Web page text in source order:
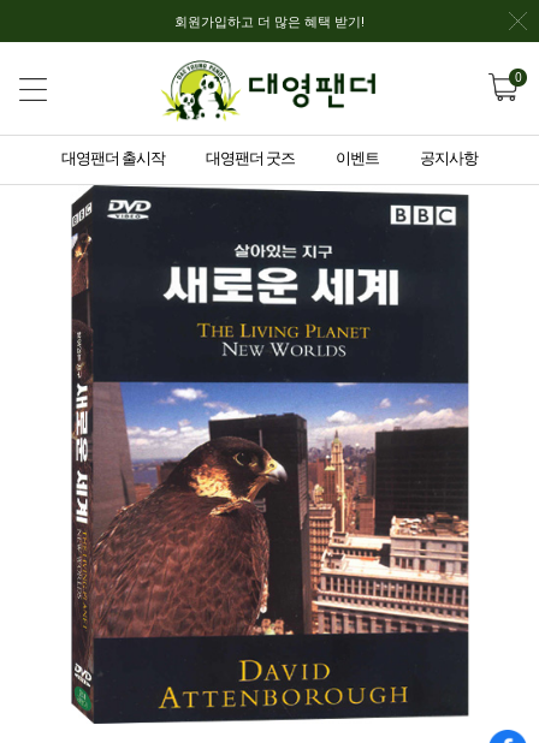
회원가입하고 더 많은 혜택 받기!
0
대영팬더 출시작 대영팬더 굿즈 이벤트 공지사항